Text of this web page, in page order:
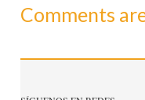
Comments